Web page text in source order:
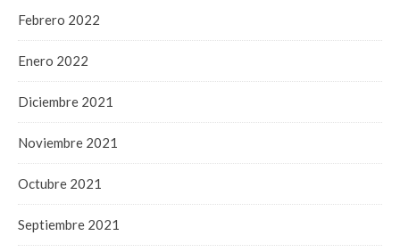
Febrero 2022
Enero 2022
Diciembre 2021
Noviembre 2021
Octubre 2021
Septiembre 2021